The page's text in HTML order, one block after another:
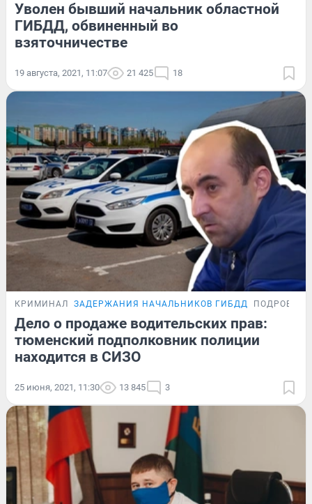
Уволен бывший начальник областной
ГИБДД, обвиненный во
взяточничестве
19 августа, 2021, 11:07 21 425 18
КРИМИНАЛ ЗАДЕРЖАНИЯ НАЧАЛЬНИКОВ ГИБДД
Дело о продаже водительских прав:
тюменский подполковник полиции
находится в СИЗО
25 июня, 2021, 11:30 13 845 3